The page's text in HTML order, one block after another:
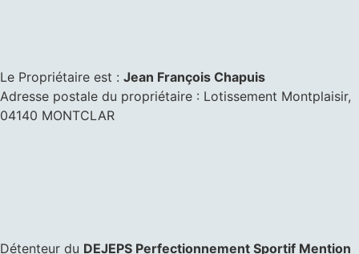
Le Propriétaire est : Jean François Chapuis
Adresse postale du propriétaire : Lotissement Montplaisir,
04140 MONTCLAR
Détenteur du DEJEPS Perfectionnement Sportif Mention